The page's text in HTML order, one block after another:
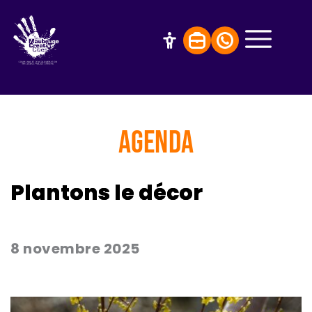
AGENDA
Plantons le décor
8 novembre 2025